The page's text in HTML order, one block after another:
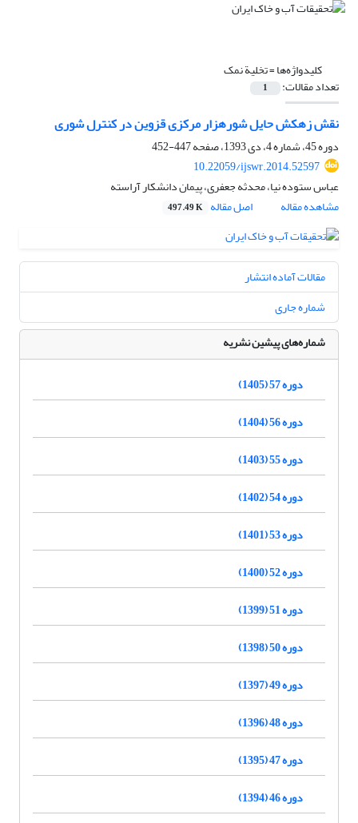
کلیدواژه‌ها =تخلیة نمک
تعداد مقالات: 1
نقش زهکش حایل شوره‏زار مرکزی قزوین در کنترل شوری
دوره 45، شماره 4، دی 1393، صفحه
447-452
10.22059/ijswr.2014.52597
عباس ستوده نیا، محدثه جعفری، پیمان دانشکار آراسته
مشاهده مقاله
اصل مقاله 497.49 K
مقالات آماده انتشار
شماره جاری
شماره‌های پیشین نشریه
دوره 57 (1405)
دوره 56 (1404)
دوره 55 (1403)
دوره 54 (1402)
دوره 53 (1401)
دوره 52 (1400)
دوره 51 (1399)
دوره 50 (1398)
دوره 49 (1397)
دوره 48 (1396)
دوره 47 (1395)
دوره 46 (1394)